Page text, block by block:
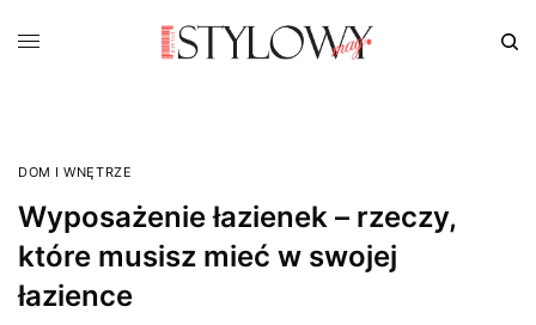
DOM I WNĘTRZE
Wyposażenie łazienek – rzeczy,
które musisz mieć w swojej
łazience